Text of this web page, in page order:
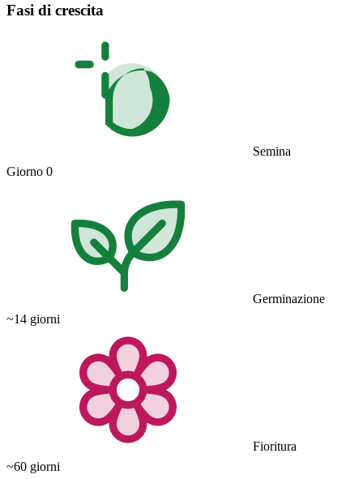
Fasi di crescita
Semina
Giorno 0
Germinazione
~14 giorni
Fioritura
~60 giorni